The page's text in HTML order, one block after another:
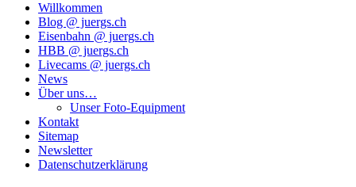
Willkommen
Blog @ juergs.ch
Eisenbahn @ juergs.ch
HBB @ juergs.ch
Livecams @ juergs.ch
News
Über uns…
Unser Foto-Equipment
Kontakt
Sitemap
Newsletter
Datenschutzerklärung